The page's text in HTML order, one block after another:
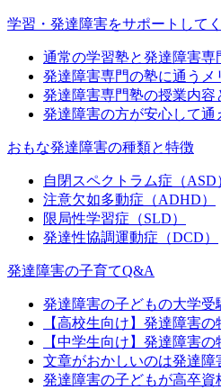
学習・発達障害をサポートして
通常の学習塾と発達障害専
発達障害専門の塾に通うメ
発達障害専門塾の授業内容
発達障害の方が安心して通
おもな発達障害の種類と特徴
自閉スペクトラム症（ASD
注意欠如多動症（ADHD）
限局性学習症（SLD）
発達性協調運動症（DCD）
発達障害の子育てQ&A
発達障害の子どもの大学
【高校生向け】発達障害の
【中学生向け】発達障害の
文章がおかしいのは発達障
発達障害の子どもが高卒資